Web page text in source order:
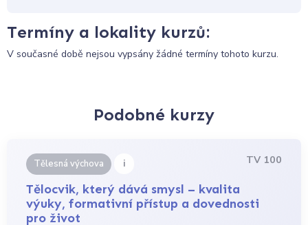
Termíny a lokality kurzů:
V současné době nejsou vypsány žádné termíny tohoto kurzu.
Podobné kurzy
Tělesná výchova i TV 100
Tělocvik, který dává smysl – kvalita
výuky, formativní přístup a dovednosti
pro život